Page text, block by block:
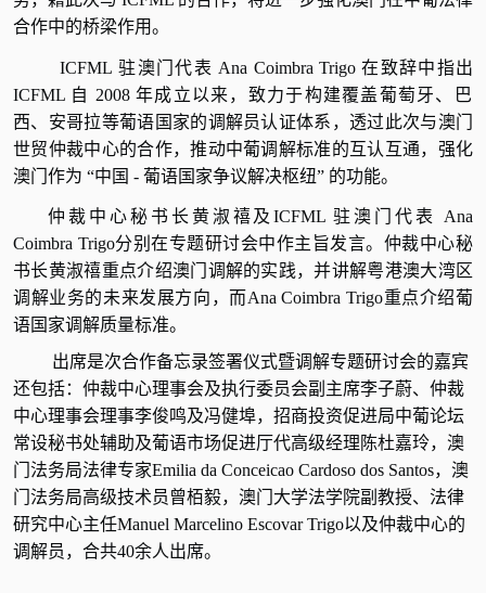
合作中的桥梁作用。
ICFML驻澳门代表 Ana Coimbra Trigo在致辞中指出
ICFML 自 2008年成立以来，致力于构建覆盖葡萄牙、巴
西、安哥拉等葡语国家的调解员认证体系，透过此次与澳门
世贸仲裁中心的合作，推动中葡调解标准的互认互通，强化
澳门作为 “中国 - 葡语国家争议解决枢纽” 的功能。
仲裁中心秘书长黄淑禧及ICFML驻澳门代表
Ana
Coimbra Trigo分别在专题研讨会中作主旨发言。仲裁中心秘
书长黄淑禧重点介绍澳门调解的实践，并讲解粤港澳大湾区
调解业务的未来发展方向，而Ana Coimbra Trigo重点介绍葡
语国家调解质量标准。
出席是次合作备忘录签署仪式暨调解专题研讨会的嘉宾
还包括：仲裁中心理事会及执行委员会副主席李子蔚、 仲裁
中心理事会理事李俊鸣及冯健埠，招商投资促进局中葡论坛
常设秘书处辅助及葡语市场促进厅代高级经理 陈杜嘉玲，澳
门法务局法律专家Emilia da Conceicao Cardoso dos Santos，澳
门法务局高级技术员曾栢毅，澳门大学法学院副教授、法律
研究中心主任Manuel Marcelino Escovar Trigo以及仲裁中心的
调解员 ，合共40余人出席。